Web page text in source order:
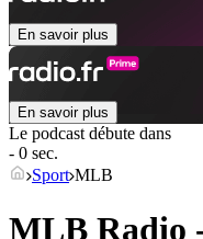
En savoir plus
En savoir plus
Le podcast débute dans
- 0 sec.
Sport MLB
MLB Radio